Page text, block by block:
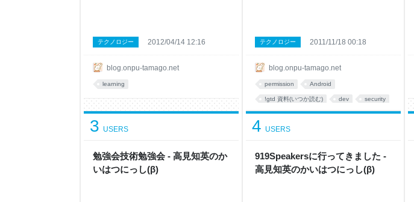
blog.onpu-tamago.net
テクノロジー 2012/04/14 12:16
learning
blog.onpu-tamago.net
テクノロジー 2011/11/18 00:18
permission Android
!gtd 資料(いつか読む) dev security
勉強会技術勉強会 - 高見知英のか
いはつにっし(β)
3 USERS
919Speakersに行ってきました -
高見知英のかいはつにっし(β)
4 USERS